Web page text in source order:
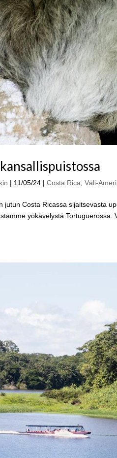
| 11/05/24 |Costa Rica ,Väli-
Costa Ricassa sijaitsevasta
yökävelystä Tortuguerossa.